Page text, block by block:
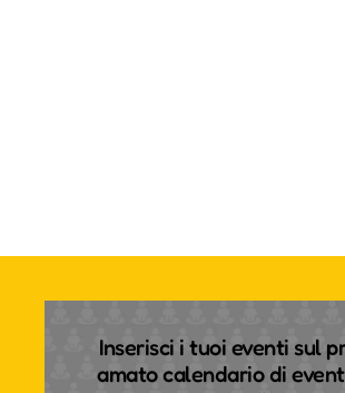
Inserisci i tuoi eventi sul
amato calendario di